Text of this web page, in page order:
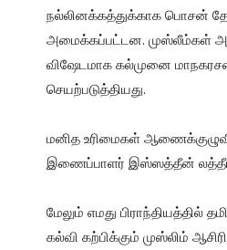
நல்லினக்கத்துக்காக பொசன்
அமைக்கப்பட்டன. முஸ்லீம்கள்
விஷேடமாக கல்முனை
மனித உரிமைகள்
இணைப்பாளர் இஸ்ஸத்தீன்
மேலும் எமது பிராந்தியத்தில்
கல்வி கற்பிக்கும் முஸ்லிம்